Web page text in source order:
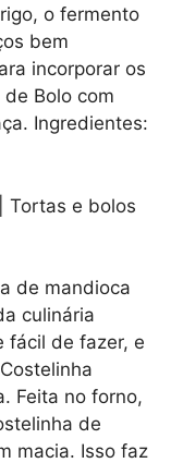
o fermento
bem
incorporar os
Bolo com
Ingredientes:
de mandioca
culinária
fácil de fazer, e
Feita no forno,
de
macia. Isso faz